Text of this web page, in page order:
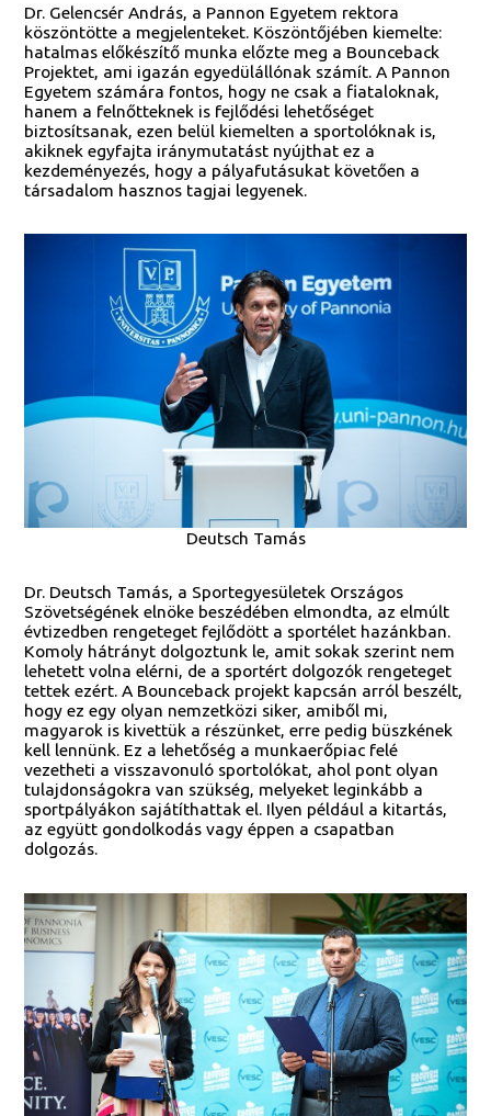
Dr. Gelencsér András, a Pannon Egyetem rektora
köszöntötte a megjelenteket. Köszöntőjében kiemelte:
hatalmas előkészítő munka előzte meg a Bounceback
Projektet, ami igazán egyedülállónak számít. A Pannon
Egyetem számára fontos, hogy ne csak a fiataloknak,
hanem a felnőtteknek is fejlődési lehetőséget
biztosítsanak, ezen belül kiemelten a sportolóknak is,
akiknek egyfajta iránymutatást nyújthat ez a
kezdeményezés, hogy a pályafutásukat követően a
társadalom hasznos tagjai legyenek.
Deutsch Tamás
Dr. Deutsch Tamás, a Sportegyesületek Országos
Szövetségének elnöke beszédében elmondta, az elmúlt
évtizedben rengeteget fejlődött a sportélet hazánkban.
Komoly hátrányt dolgoztunk le, amit sokak szerint nem
lehetett volna elérni, de a sportért dolgozók rengeteget
tettek ezért. A Bounceback projekt kapcsán arról beszélt,
hogy ez egy olyan nemzetközi siker, amiből mi,
magyarok is kivettük a részünket, erre pedig büszkének
kell lennünk. Ez a lehetőség a munkaerőpiac felé
vezetheti a visszavonuló sportolókat, ahol pont olyan
tulajdonságokra van szükség, melyeket leginkább a
sportpályákon sajátíthattak el. Ilyen például a kitartás,
az együtt gondolkodás vagy éppen a csapatban
dolgozás.